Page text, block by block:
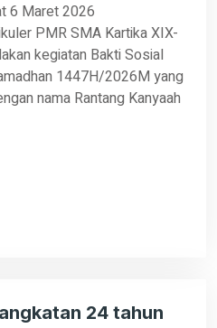
6 Maret 2026
PMR SMA Kartika XIX-
kegiatan Bakti Sosial
1447H/2026M yang
nama Rantang Kanyaah
24 tahun